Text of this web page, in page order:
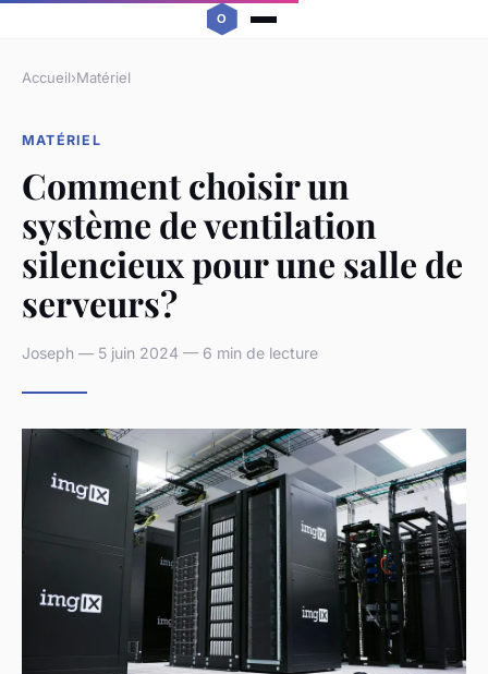
Accueil›Matériel
MATÉRIEL
Comment choisir un
système de ventilation
silencieux pour une salle de
serveurs?
Joseph — 5 juin 2024 — 6 min de lecture